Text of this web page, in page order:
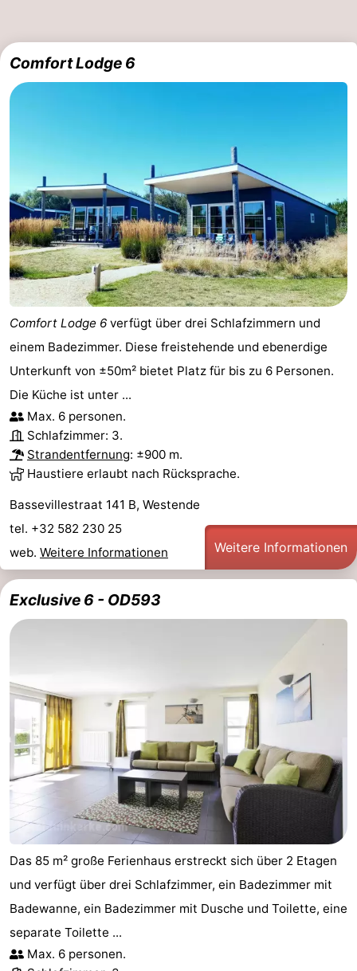
Comfort Lodge 6
Comfort Lodge 6 verfügt über drei Schlafzimmern und
einem Badezimmer. Diese freistehende und ebenerdige
Unterkunft von ±50m² bietet Platz für bis zu 6 Personen.
Die Küche ist unter ...
Max. 6 personen.
Schlafzimmer: 3.
Strandentfernung: ±900 m.
Haustiere erlaubt nach Rücksprache.
Bassevillestraat 141 B, Westende
tel. +32 582 230 25
web. Weitere Informationen Weitere Informationen
Exclusive 6 - OD593
Das 85 m² große Ferienhaus erstreckt sich über 2 Etagen
und verfügt über drei Schlafzimmer, ein Badezimmer mit
Badewanne, ein Badezimmer mit Dusche und Toilette, eine
separate Toilette ...
Max. 6 personen.